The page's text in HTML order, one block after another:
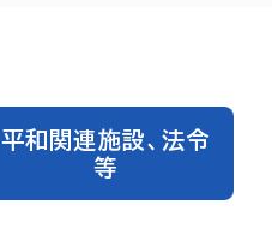
平和関連施設、法令
等